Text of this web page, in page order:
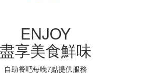
ENJOY
盡享美食鮮味
自助餐吧每晚7點提供服務